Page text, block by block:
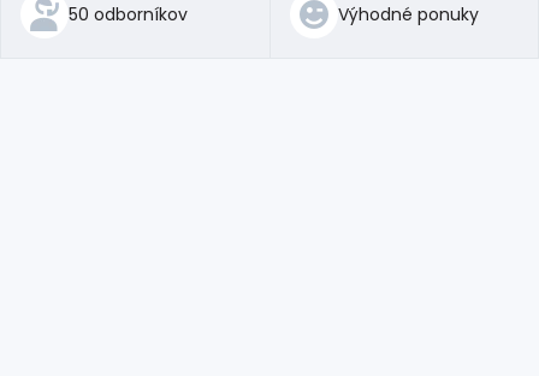
50 odborníkov Výhodné ponuky